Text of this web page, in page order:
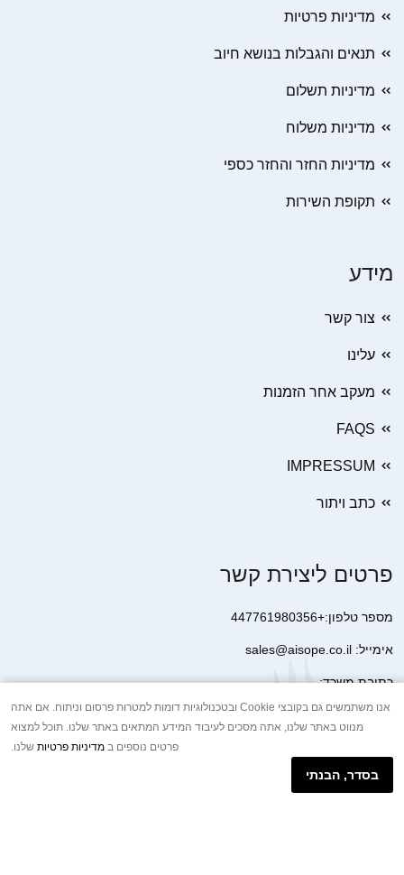
מדיניות פרטיות
תנאים והגבלות בנושא חיוב
מדיניות תשלום
מדיניות משלוח
מדיניות החזר והחזר כספי
תקופת השירות
מידע
צור קשר
עלינו
מעקב אחר הזמנות
FAQS
IMPRESSUM
כתב ויתור
פרטים ליצירת קשר
מספר טלפון:+447761980356
אימייל: sales@aisope.co.il
כתובת משרד:
41 Devonshire Street Ground Floor Office 1 London W1G 7AJ
United Kingdom
+44 7410 2065017
הודעת וואטסאפ באינטרנט
אנו משתמשים גם בקובצי Cookie ובטכנולוגיות דומות למטרות פרסום וניתוח. אם אתה
מנווט באתר שלנו, אתה מסכים לעיבוד המידע המתאים באתר שלנו. תוכל למצוא
פרטים נוספים ב מדיניות פרטיות שלנו.
בסדר, הבנתי